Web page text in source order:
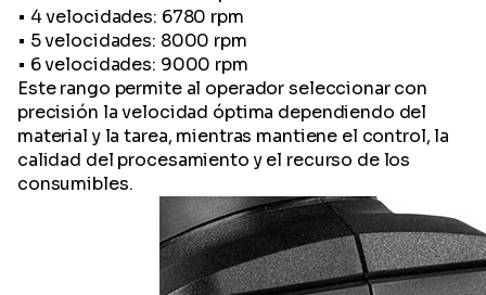
• 4 velocidades: 6780 rpm
• 5 velocidades: 8000 rpm
• 6 velocidades: 9000 rpm
Este rango permite al operador seleccionar con
precisión la velocidad óptima dependiendo del
material y la tarea, mientras mantiene el control, la
calidad del procesamiento y el recurso de los
consumibles.